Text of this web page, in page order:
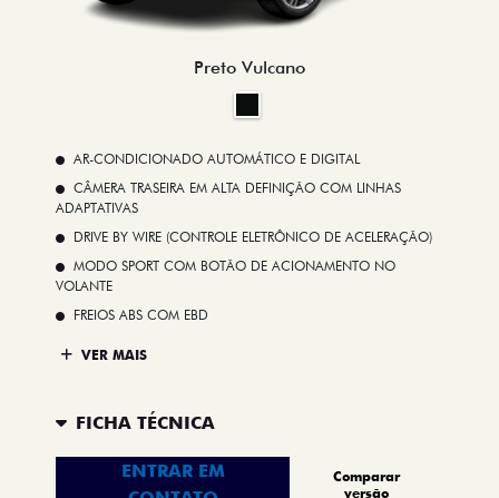
Preto Vulcano
AR-CONDICIONADO AUTOMÁTICO E DIGITAL
CÂMERA TRASEIRA EM ALTA DEFINIÇÃO COM LINHAS
ADAPTATIVAS
DRIVE BY WIRE (CONTROLE ELETRÔNICO DE ACELERAÇÃO)
MODO SPORT COM BOTÃO DE ACIONAMENTO NO
VOLANTE
FREIOS ABS COM EBD
VER MAIS
FICHA TÉCNICA
ENTRAR EM
Comparar
versão